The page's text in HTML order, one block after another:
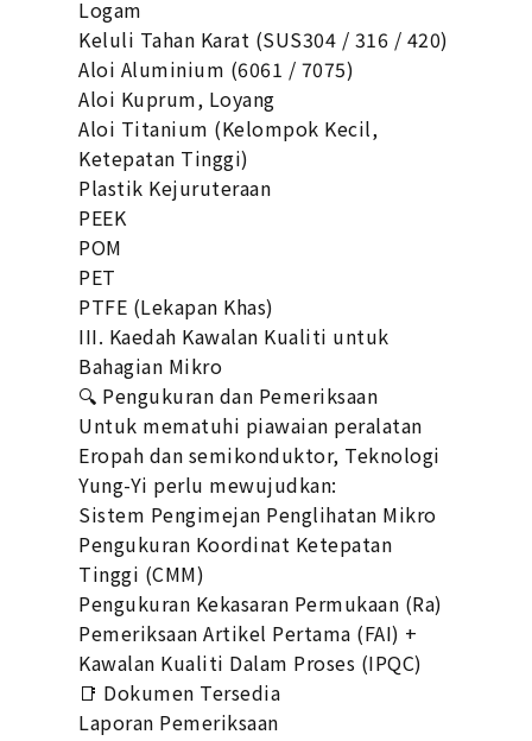
Logam
Keluli Tahan Karat (SUS304 / 316 / 420)
Aloi Aluminium (6061 / 7075)
Aloi Kuprum, Loyang
Aloi Titanium (Kelompok Kecil,
Ketepatan Tinggi)
Plastik Kejuruteraan
PEEK
POM
PET
PTFE (Lekapan Khas)
III. Kaedah Kawalan Kualiti untuk
Bahagian Mikro
🔍 Pengukuran dan Pemeriksaan
Untuk mematuhi piawaian peralatan
Eropah dan semikonduktor, Teknologi
Yung-Yi perlu mewujudkan:
Sistem Pengimejan Penglihatan Mikro
Pengukuran Koordinat Ketepatan
Tinggi (CMM)
Pengukuran Kekasaran Permukaan (Ra)
Pemeriksaan Artikel Pertama (FAI) +
Kawalan Kualiti Dalam Proses (IPQC)
📑 Dokumen Tersedia
Laporan Pemeriksaan